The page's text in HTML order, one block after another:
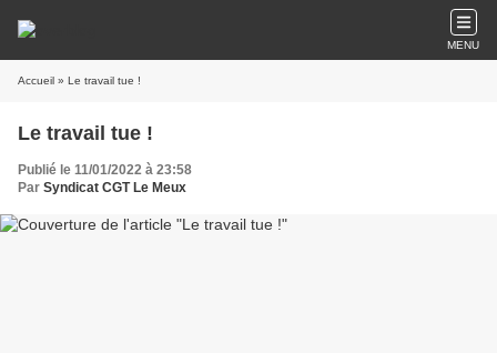
MENU
Accueil » Le travail tue !
Le travail tue !
Publié le 11/01/2022 à 23:58
Par Syndicat CGT Le Meux